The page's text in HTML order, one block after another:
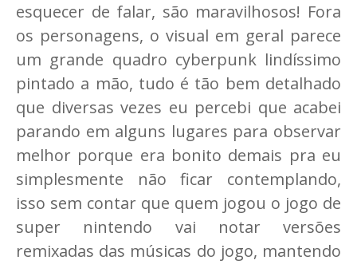
esquecer de falar, são maravilhosos! Fora
os personagens, o visual em geral parece
um grande quadro cyberpunk lindíssimo
pintado a mão, tudo é tão bem detalhado
que diversas vezes eu percebi que acabei
parando em alguns lugares para observar
melhor porque era bonito demais pra eu
simplesmente não ficar contemplando,
isso sem contar que quem jogou o jogo de
super nintendo vai notar versões
remixadas das músicas do jogo, mantendo